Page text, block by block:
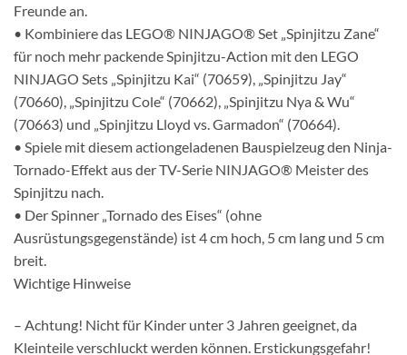
Freunde an.
• Kombiniere das LEGO® NINJAGO® Set „Spinjitzu Zane“
für noch mehr packende Spinjitzu-Action mit den LEGO
NINJAGO Sets „Spinjitzu Kai“ (70659), „Spinjitzu Jay“
(70660), „Spinjitzu Cole“ (70662), „Spinjitzu Nya & Wu“
(70663) und „Spinjitzu Lloyd vs. Garmadon“ (70664).
• Spiele mit diesem actiongeladenen Bauspielzeug den Ninja-
Tornado-Effekt aus der TV-Serie NINJAGO® Meister des
Spinjitzu nach.
• Der Spinner „Tornado des Eises“ (ohne
Ausrüstungsgegenstände) ist 4 cm hoch, 5 cm lang und 5 cm
breit.
Wichtige Hinweise
– Achtung! Nicht für Kinder unter 3 Jahren geeignet, da
Kleinteile verschluckt werden können. Erstickungsgefahr!